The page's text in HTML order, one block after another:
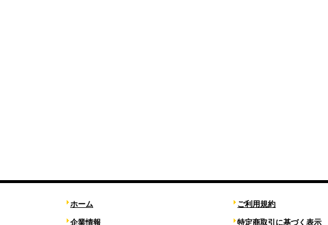
ホーム
企業情報
ご利用規約
特定商取引に基づく表示